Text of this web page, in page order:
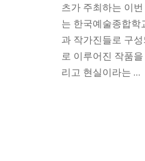
츠가 주최하는 이
는 한국예술종합학
과 작가진들로 구
로 이루어진 작품
리고 현실이라는 …